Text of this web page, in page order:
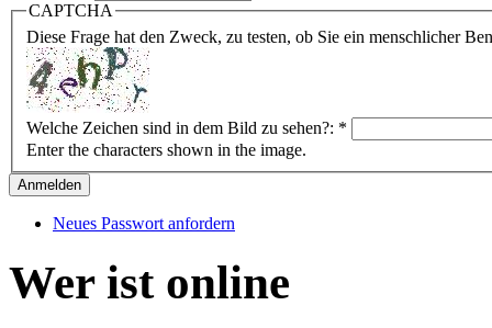
CAPTCHA
Diese Frage hat den Zweck, zu testen, ob Sie ein menschlicher
Welche Zeichen sind in dem Bild zu sehen?: *
Enter the characters shown in the image.
Neues Passwort anfordern
Wer ist online